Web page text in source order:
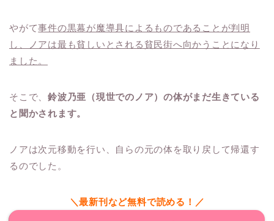
やがて事件の黒幕が魔導具によるものであることが判明
し、ノアは最も貧しいとされる貧民街へ向かうことになり
ました。
そこで、鈴波乃亜（現世でのノア）の体がまだ生きている
と聞かされます。
ノアは次元移動を行い、自らの元の体を取り戻して帰還す
るのでした。
＼最新刊など無料で読める！／